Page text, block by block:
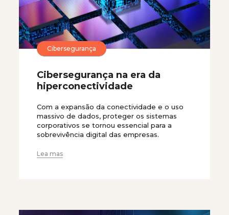
Cibersegurança
Cibersegurança na era da
hiperconectividade
Com a expansão da conectividade e o uso
massivo de dados, proteger os sistemas
corporativos se tornou essencial para a
sobrevivência digital das empresas.
Lea mas